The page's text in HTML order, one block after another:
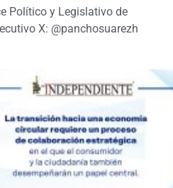
Político y Legislativo de
X: @panchosuarezh